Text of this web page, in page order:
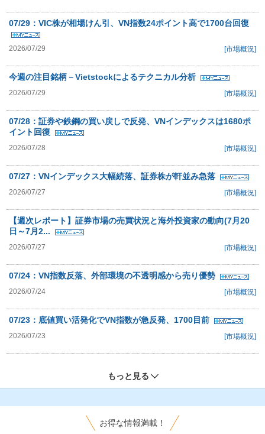
07/29：VIC株が相場けん引、VN指数24ポイント高で1700台回復
2026/07/29 [市場概況]
今週の注目銘柄－Vietstockによるテクニカル分析
2026/07/29 [市場概況]
07/28：証券や鉄鋼の買い戻しで反発、VNインデックスは1680ポ
イント回復
2026/07/28 [市場概況]
07/27：VNインデックス大幅続落、証券株が軒並み急落
2026/07/27 [市場概況]
【週次レポート】証券市場の売買状況と海外投資家の動向(7月20
日～7月2...
2026/07/27 [市場概況]
07/24：VN指数反落、外部環境の不透明感から売り優勢
2026/07/24 [市場概況]
07/23：底値買い活発化でVN指数が急反発、1700目前
2026/07/23 [市場概況]
もっと見る
お得な情報満載！